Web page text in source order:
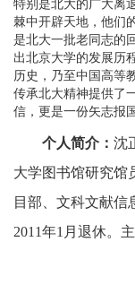
棘中开辟天地，他们
是北大一批老同志的
出北京大学的发展历
历史，乃至中国高等
传承北大精神提供了
信，更是一份矢志报
个人简介： 沈
大学图书馆研究馆
目部、文科文献信
2011年1月退休。